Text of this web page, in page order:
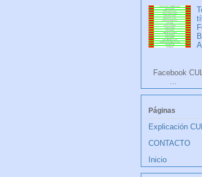
Facebook
...
Páginas
Explicación
CONTACTO
Inicio